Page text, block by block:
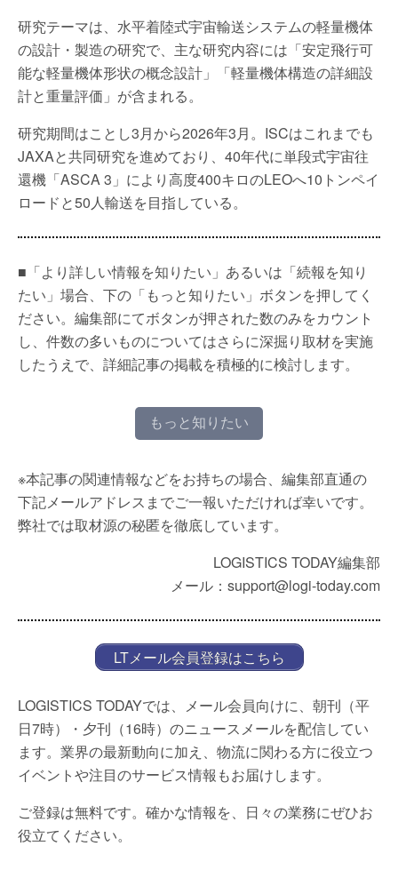
研究テーマは、水平着陸式宇宙輸送システムの軽量機体
の設計・製造の研究で、主な研究内容には「安定飛行可
能な軽量機体形状の概念設計」「軽量機体構造の詳細設
計と重量評価」が含まれる。
研究期間はことし3月から2026年3月。ISCはこれまでも
JAXAと共同研究を進めており、40年代に単段式宇宙往
還機「ASCA 3」により高度400キロのLEOへ10トンペイ
ロードと50人輸送を目指している。
■「より詳しい情報を知りたい」あるいは「続報を知り
たい」場合、下の「もっと知りたい」ボタンを押してく
ださい。編集部にてボタンが押された数のみをカウント
し、件数の多いものについてはさらに深掘り取材を実施
したうえで、詳細記事の掲載を積極的に検討します。
もっと知りたい
※本記事の関連情報などをお持ちの場合、編集部直通の
下記メールアドレスまでご一報いただければ幸いです。
弊社では取材源の秘匿を徹底しています。
LOGISTICS TODAY編集部
メール：support@logi-today.com
LTメール会員登録はこちら
LOGISTICS TODAYでは、メール会員向けに、朝刊（平
日7時）・夕刊（16時）のニュースメールを配信してい
ます。業界の最新動向に加え、物流に関わる方に役立つ
イベントや注目のサービス情報もお届けします。
ご登録は無料です。確かな情報を、日々の業務にぜひお
役立てください。